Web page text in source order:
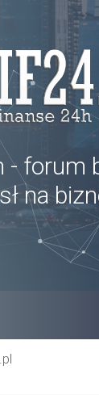
- forum
na